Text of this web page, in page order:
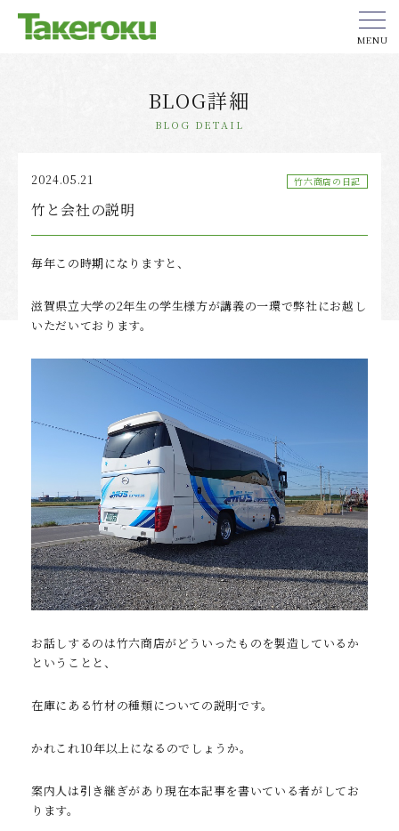
MENU
BLOG詳細
BLOG DETAIL
2024.05.21 竹六商店の日記
竹と会社の説明
毎年この時期になりますと、
滋賀県立大学の2年生の学生様方が講義の一環で弊社にお越し
いただいております。
お話しするのは竹六商店がどういったものを製造しているか
ということと、
在庫にある竹材の種類についての説明です。
かれこれ10年以上になるのでしょうか。
案内人は引き継ぎがあり現在本記事を書いている者がしてお
ります。